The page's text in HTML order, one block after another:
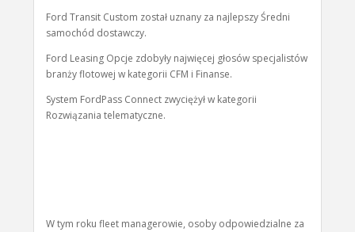
Ford Transit Custom został uznany za najlepszy Średni
samochód dostawczy.
Ford Leasing Opcje zdobyły najwięcej głosów specjalistów
branży flotowej w kategorii CFM i Finanse.
System FordPass Connect zwyciężył w kategorii
Rozwiązania telematyczne.
W tym roku fleet managerowie, osoby odpowiedzialne za